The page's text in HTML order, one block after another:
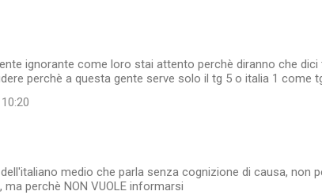
ignorante come loro stai attento perchè diranno che dici
perchè a questa gente serve solo il tg 5 o italia 1 come
medio che parla senza cognizione di causa, non
perchè NON VUOLE informarsi